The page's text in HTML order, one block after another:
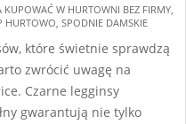
KUPOWAĆ W HURTOWNI BEZ FIRMY,
HURTOWO, SPODNIE DAMSKIE
które świetnie sprawdzą
zwrócić uwagę na
Czarne legginsy
gwarantują nie tylko